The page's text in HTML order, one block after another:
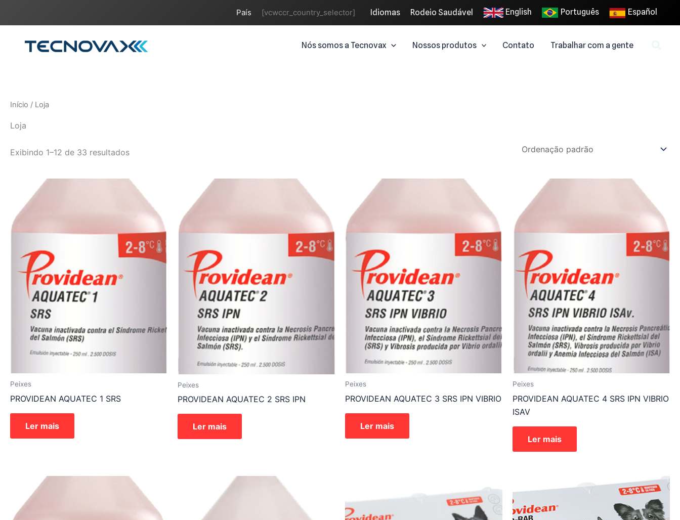
conteúdo
País [vcwccr_country_selector] Idiomas Rodeio Saudável English Português Español
Nós somos a Tecnovax Nossos produtos Contato Trabalhar com a gente
Início / Loja
Loja
Exibindo 1–12 de 33 resultados
Peixes
PROVIDEAN AQUATEC 1 SRS
Ler mais
Peixes
PROVIDEAN AQUATEC 2 SRS IPN
Ler mais
Peixes
PROVIDEAN AQUATEC 3 SRS IPN VIBRIO
Ler mais
Peixes
PROVIDEAN AQUATEC 4 SRS IPN VIBRIO
ISAV
Ler mais